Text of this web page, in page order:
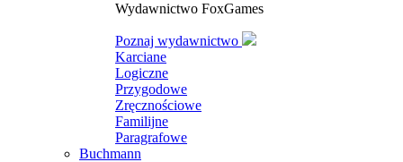
Wydawnictwo FoxGames
Poznaj wydawnictwo
Karciane
Logiczne
Przygodowe
Zręcznościowe
Familijne
Paragrafowe
Buchmann